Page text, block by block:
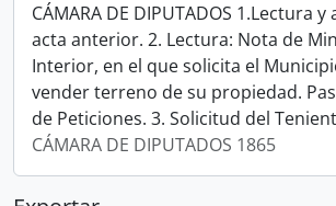
CÁMARA DE DIPUTADOS 1.Lectura
acta anterior. 2. Lectura: Nota de
Interior, en el que solicita el
vender terreno de su propiedad.
de Peticiones. 3. Solicitud del
CÁMARA DE DIPUTADOS 1865